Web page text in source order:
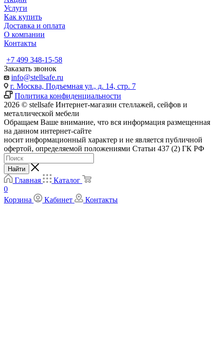
Услуги
Как купить
Доставка и оплата
О компании
Контакты
+7 499 348-15-58
Заказать звонок
info@stellsafe.ru
г. Москва, Подъемная ул., д. 14, стр. 7
Политика конфиденциальности
2026 © stellsafe Интернет-магазин стеллажей, сейфов и
металлической мебели
Обращаем Ваше внимание, что вся информация размещенная
на данном интернет-сайте
носит информационный характер и не является публичной
офертой, определяемой положениями Статьи 437 (2) ГК РФ
Найти
Главная
Каталог
0
Корзина
Кабинет Контакты